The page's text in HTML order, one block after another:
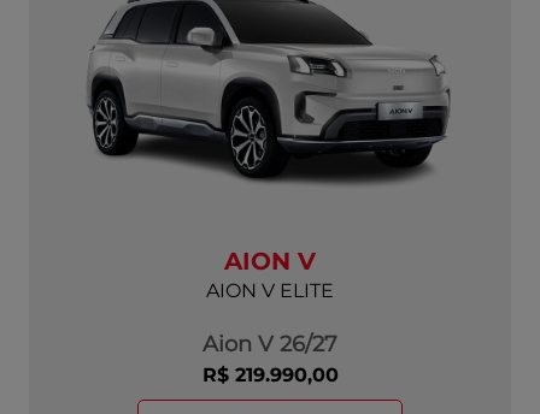
AION V
AION V ELITE
Aion V 26/27
R$ 219.990,00